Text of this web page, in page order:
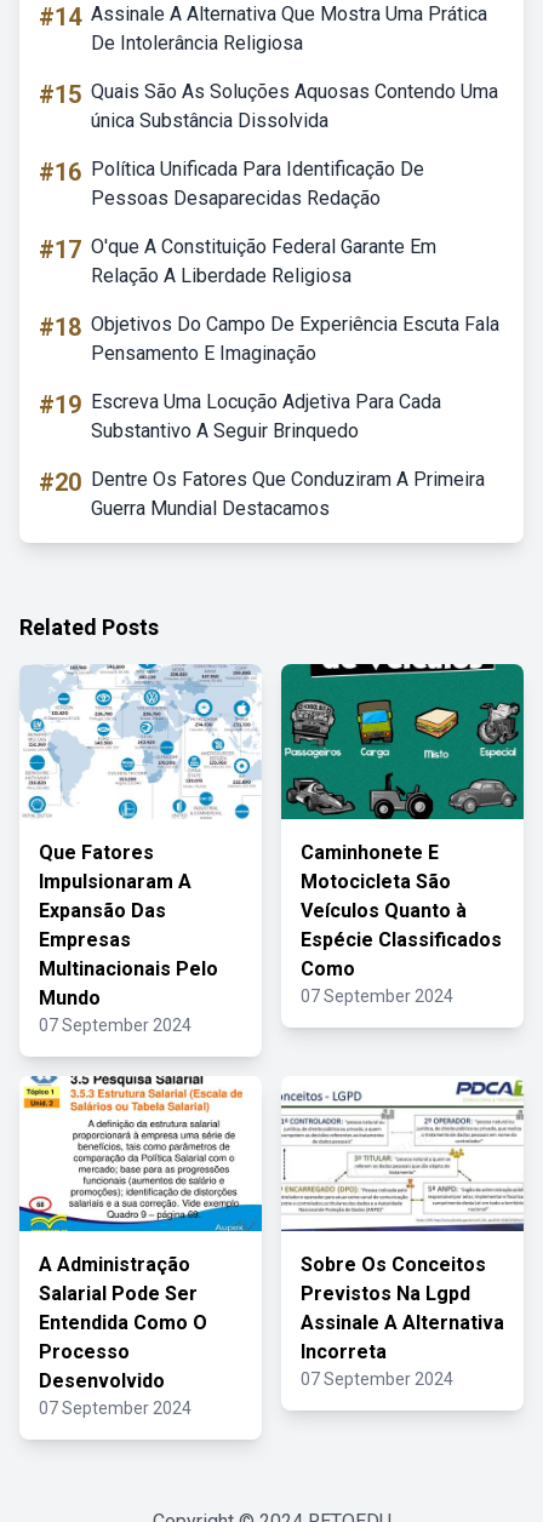
#14 Assinale A Alternativa Que Mostra Uma Prática
De Intolerância Religiosa
#15 Quais São As Soluções Aquosas Contendo Uma
única Substância Dissolvida
#16 Política Unificada Para Identificação De
Pessoas Desaparecidas Redação
#17 O'que A Constituição Federal Garante Em
Relação A Liberdade Religiosa
#18 Objetivos Do Campo De Experiência Escuta Fala
Pensamento E Imaginação
#19 Escreva Uma Locução Adjetiva Para Cada
Substantivo A Seguir Brinquedo
#20 Dentre Os Fatores Que Conduziram A Primeira
Guerra Mundial Destacamos
Related Posts
Que Fatores
Impulsionaram A
Expansão Das
Empresas
Multinacionais Pelo
Mundo
07 September 2024
Caminhonete E
Motocicleta São
Veículos Quanto à
Espécie Classificados
Como
07 September 2024
A Administração
Salarial Pode Ser
Entendida Como O
Processo
Desenvolvido
07 September 2024
Sobre Os Conceitos
Previstos Na Lgpd
Assinale A Alternativa
Incorreta
07 September 2024